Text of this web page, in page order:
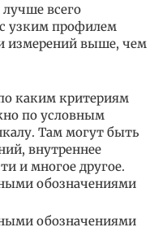
всего
узким профилем
измерений выше, чем
каким критериям
по условным
Там могут быть
внутреннее
и многое другое.
обозначениями
обозначениями